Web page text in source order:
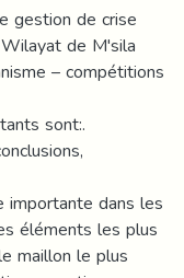
gestion de crise
de M'sila
– compétitions
sont:.
importante dans les
éléments les plus
maillon le plus